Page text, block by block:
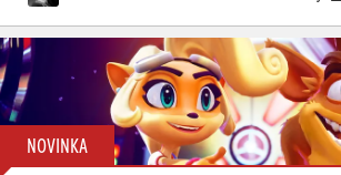
NOVINKA